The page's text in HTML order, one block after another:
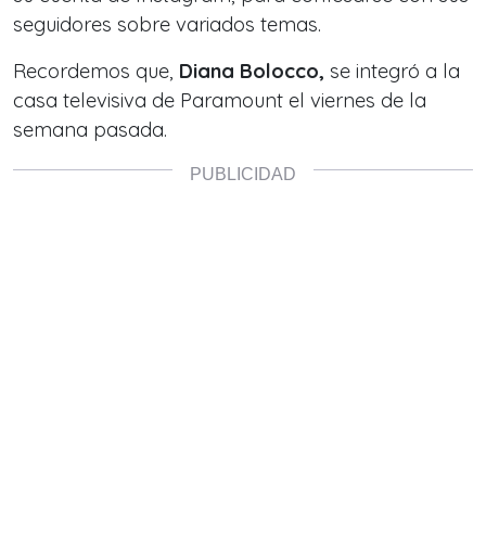
seguidores sobre variados temas.
Recordemos que, Diana Bolocco, se integró a la
casa televisiva de Paramount el viernes de la
semana pasada.